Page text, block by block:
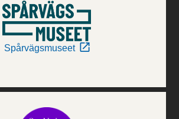
Spårvägsmuseet